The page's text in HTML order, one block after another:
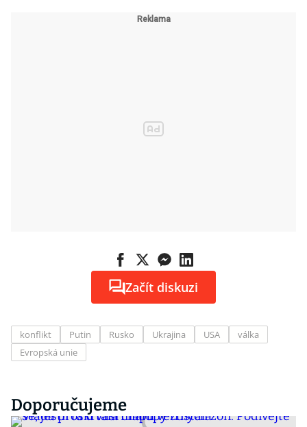
Začít diskuzi
konflikt Putin Rusko Ukrajina USA
válka
Evropská unie
Doporučujeme